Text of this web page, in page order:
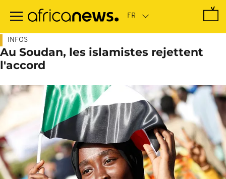
contenu
INFOS
Au Soudan, les islamistes rejettent
l'accord